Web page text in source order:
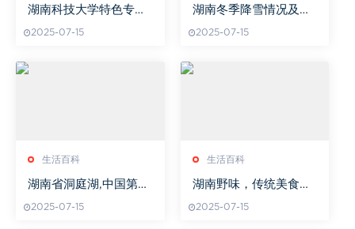
湖南科技大学特色专业
就业前景分析
2025-07-15
湖南冬季降雪情况及几
2025-07-15
生活百科
湖南省洞庭湖,中国第二
游开发解析
2025-07-15
生活百科
湖南野味，传统美食与
2025-07-15